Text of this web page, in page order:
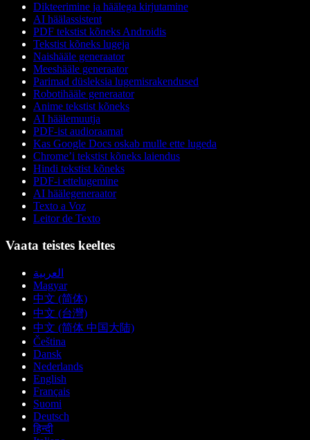
Dikteerimine ja häälega kirjutamine
AI häälassistent
PDF tekstist kõneks Androidis
Tekstist kõneks lugeja
Naishääle generaator
Meeshääle generaator
Parimad düsleksia lugemisrakendused
Robotihääle generaator
Anime tekstist kõneks
AI häälemuutja
PDF-ist audioraamat
Kas Google Docs oskab mulle ette lugeda
Chrome’i tekstist kõneks laiendus
Hindi tekstist kõneks
PDF-i ettelugemine
AI häälegeneraator
Texto a Voz
Leitor de Texto
Vaata teistes keeltes
العربية
Magyar
中文 (简体)
中文 (台灣)
中文 (简体 中国大陆)
Čeština
Dansk
Nederlands
English
Français
Suomi
Deutsch
हिन्दी